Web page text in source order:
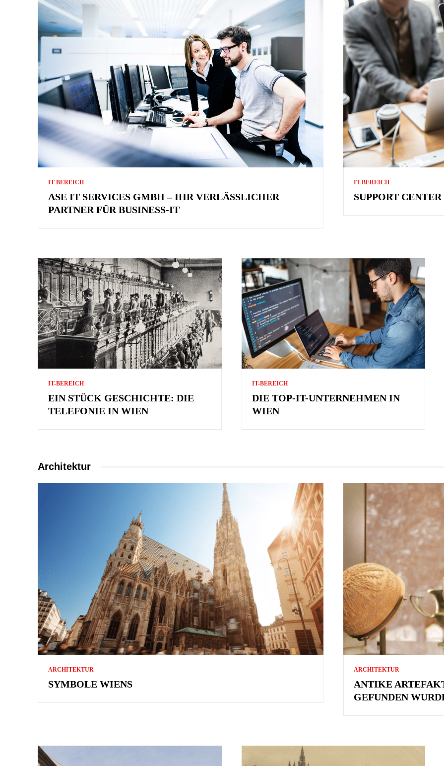
IT-BEREICH
ASE IT SERVICES GMBH – IHR VERLÄSSLICHER
PARTNER FÜR BUSINESS-IT
IT-BEREICH
SUPPORT
IT-BEREICH
EIN STÜCK GESCHICHTE: DIE
TELEFONIE IN WIEN
IT-BEREICH
DIE TOP-IT-UNTERNEHMEN IN
WIEN
Architektur
ARCHITEKTUR
SYMBOLE WIENS
ARCHITEKTUR
ANTIKE
GEFUNDEN